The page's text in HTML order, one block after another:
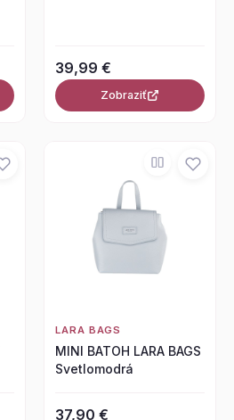
39,99 €
Zobraziť
LARA BAGS
MINI BATOH LARA BAGS
Svetlomodrá
37,90 €